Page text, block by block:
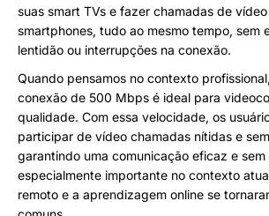
suas smart TVs e fazer chamadas de
smartphones, tudo ao mesmo tempo, sem
lentidão ou interrupções na conexão.
Quando pensamos no contexto
conexão de 500 Mbps é ideal para
qualidade. Com essa velocidade, os
participar de vídeo chamadas nítidas e
garantindo uma comunicação eficaz e
especialmente importante no contexto
remoto e a aprendizagem online se